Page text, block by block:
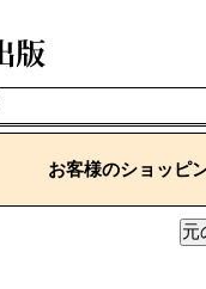
お客様のショッピ